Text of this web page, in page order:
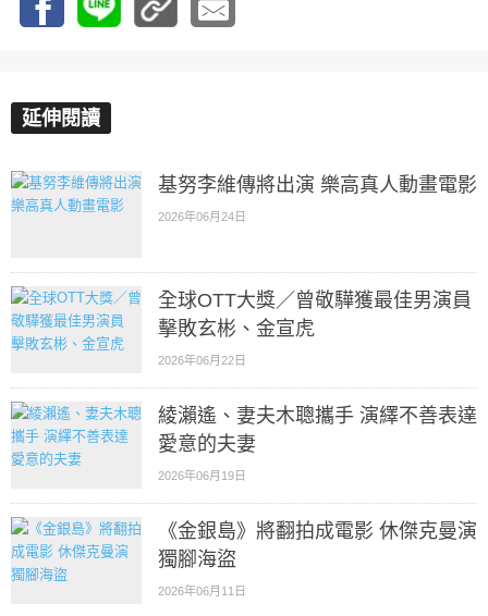
延伸閱讀
基努李維傳將出演 樂高真人動畫電影
2026年06月24日
全球OTT大獎／曾敬驊獲最佳男演員
擊敗玄彬、金宣虎
2026年06月22日
綾瀨遙、妻夫木聰攜手 演繹不善表達
愛意的夫妻
2026年06月19日
《金銀島》將翻拍成電影 休傑克曼演
獨腳海盜
2026年06月11日